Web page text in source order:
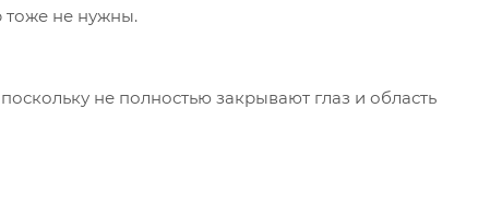
тоже не нужны.
не полностью закрывают глаз и область